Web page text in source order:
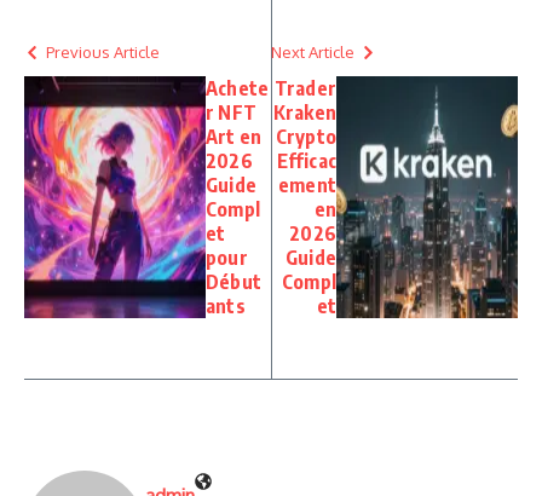
Previous Article
Achete
r NFT
Art en
2026
Guide
Compl
et
pour
Début
ants
Next Article
Trader
Kraken
Crypto
Efficac
ement
en
2026
Guide
Compl
et